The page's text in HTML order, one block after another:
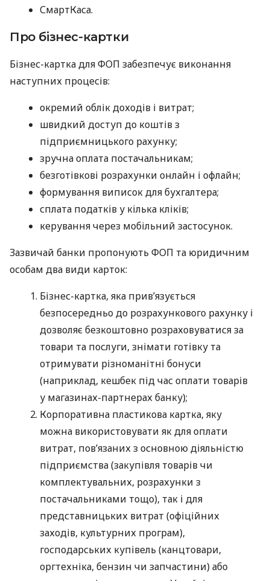
СмартКаса.
Про бізнес-картки
Бізнес-картка для ФОП забезпечує виконання
наступних процесів:
окремий облік доходів і витрат;
швидкий доступ до коштів з
підприємницького рахунку;
зручна оплата постачальникам;
безготівкові розрахунки онлайн і офлайн;
формування виписок для бухгалтера;
сплата податків у кілька кліків;
керування через мобільний застосунок.
Зазвичай банки пропонують ФОП та юридичним
особам два види карток:
Бізнес-картка, яка прив’язується
безпосередньо до розрахункового рахунку і
дозволяє безкоштовно розраховуватися за
товари та послуги, знімати готівку та
отримувати різноманітні бонуси
(наприклад, кешбек під час оплати товарів
у магазинах-партнерах банку);
Корпоративна пластикова картка, яку
можна використовувати як для оплати
витрат, пов’язаних з основною діяльністю
підприємства (закупівля товарів чи
комплектувальних, розрахунки з
постачальниками тощо), так і для
представницьких витрат (офіційних
заходів, культурних програм),
господарських купівель (канцтовари,
оргтехніка, бензин чи запчастини) або